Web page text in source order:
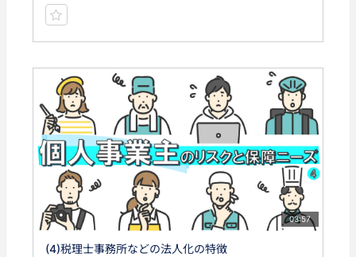
03:57
(4)税理士事務所などの法人化の特徴